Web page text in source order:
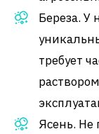
Береза. У
требует
Ясень. Не